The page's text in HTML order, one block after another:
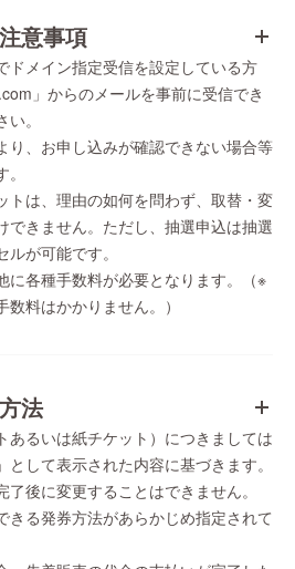
意事項
ドメイン指定受信を設定している方
」からのメールを事前に受信でき
。
り、お申し込みが確認できない場合等
トは、理由の如何を問わず、取替・変
できません。ただし、抽選申込は抽選
が可能です。
に各種手数料が必要となります。（※
料はかかりません。）
法
あるいは紙チケット）につきましては
して表示された内容に基づきます。
後に変更することはできません。
きる発券方法があらかじめ指定されて